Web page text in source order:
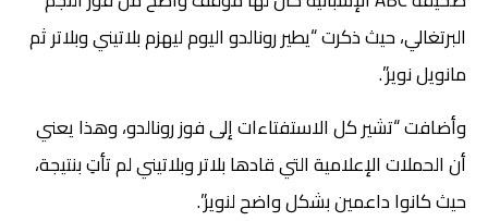
البرتغالي، حيث ذكرت “يطير رونالدو اليوم ليهزم بلاتيني وبلاتر ثم
مانويل نوير”.
وأضافت “تشير كل الاستفتاءات إلى فوز رونالدو، وهذا يعني
أن الحملات الإعلامية التي قادها بلاتر وبلاتيني لم تأتِ بنتيجة،
حيث كانوا داعمين بشكل واضح لنوير”.